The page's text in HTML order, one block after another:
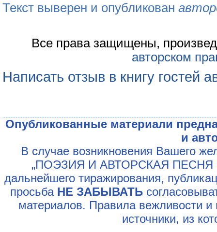
Текст выверен и опубликован
Все права защищены,
авторском
Написать отзыв в книгу гостей
Опубликованные материали
и
В случае возникновения Вашего
„ПОЭЗИЯ И АВТОРСКАЯ ПЕСНЯ
дальнейшего тиражирования,
просьба НЕ ЗАБЫВАТЬ
материалов. Правила вежливости и
источники, из